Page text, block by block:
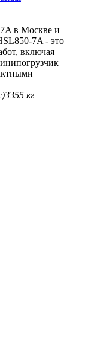
в Москве и
7A - это
включая
3355 кг